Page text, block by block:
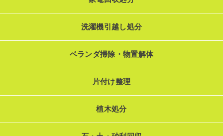
洗濯機引越し処分
ベランダ掃除・物置解体
片付け整理
植木処分